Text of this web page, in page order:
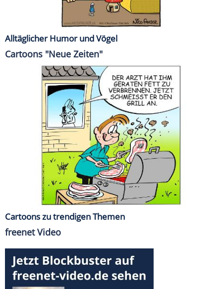
Alltäglicher Humor und Vögel
Cartoons "Neue Zeiten"
Cartoons zu trendigen Themen
freenet Video